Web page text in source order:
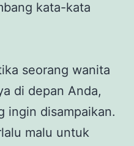
kata-kata
seorang wanita
di depan Anda,
ingin disampaikan.
malu untuk